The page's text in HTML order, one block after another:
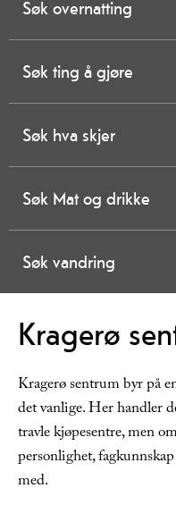
Søk overnatting
Søk ting å gjøre
Søk hva skjer
Søk Mat og drikke
Søk vandring
Kragerø
Kragerø sentrum byr på
det vanlige. Her handler
travle kjøpesentre, men
personlighet,
med.